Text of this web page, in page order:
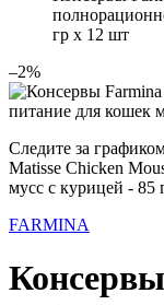
гр х 12 шт
–2%
Следите за
Matisse Chicken
мусс с курицей - 85
FARMINA